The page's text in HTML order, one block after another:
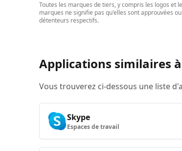
Toutes les marques de tiers, y compris les logos
marques ne signifie pas qu'elles sont approuvées
détenteurs respectifs.
Applications similaires
Vous trouverez ci-dessous une liste
Skype
Espaces de travail